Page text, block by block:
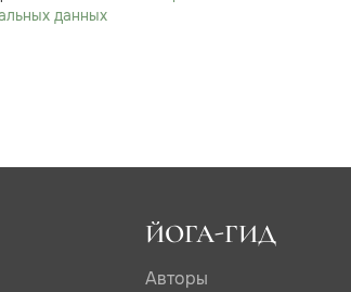
данных
ЙОГА-ГИД
Авторы